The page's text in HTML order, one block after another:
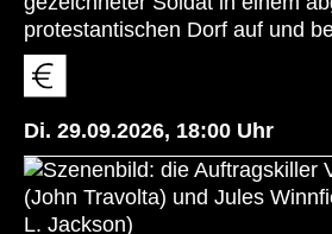
protestantischen Dorf auf und
einen verlassenen Gutshof.
Dokuments, das seinen
Misstrauen. Der Fremde sucht
und ein neues Leben, doch
Identität, sein falscher Name
verborgenes Geschlecht
Di. 29.09.2026, 18:00 Uhr